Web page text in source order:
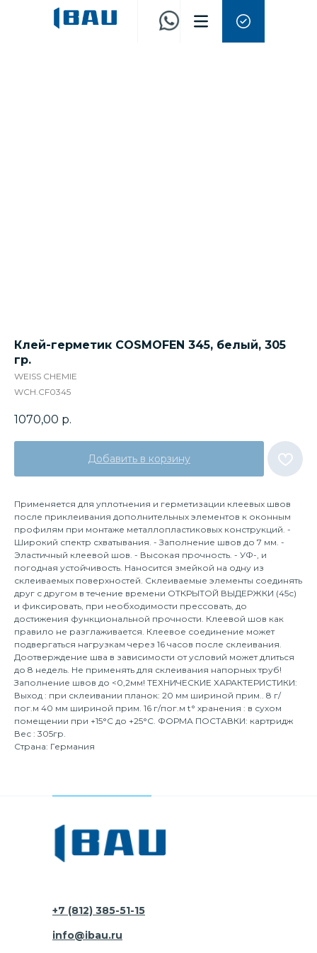
Клей-герметик COSMOFEN 345, белый, 305
гр.
WEISS CHEMIE
WCH.CF0345
1070,00 р.
Добавить в корзину
Применяется для уплотнения и герметизации клеевых швов
после приклеивания дополнительных элементов к оконным
профилям при монтаже металлопластиковых конструкций. -
Широкий спектр схватывания. - Заполнение швов до 7 мм. -
Эластичный клеевой шов. - Высокая прочность. - УФ-, и
погодная устойчивость. Наносится змейкой на одну из
склеиваемых поверхностей. Склеиваемые элементы соединять
друг с другом в течение времени ОТКРЫТОЙ ВЫДЕРЖКИ (45с)
и фиксировать, при необходимости прессовать, до
достижения функциональной прочности. Клеевой шов как
правило не разглаживается. Клеевое соединение может
подвергаться нагрузкам через 16 часов после склеивания.
Доотверждение шва в зависимости от условий может длиться
до 8 недель. Не применять для склеивания напорных труб!
Заполнение швов до <0,2мм! ТЕХНИЧЕСКИЕ ХАРАКТЕРИСТИКИ:
Выход : при склеивании планок: 20 мм шириной прим.. 8 г/
пог.м 40 мм шириной прим. 16 г/пог.м t° хранения : в сухом
помещении при +15°C до +25°C. ФОРМА ПОСТАВКИ: картридж
Вес : 305гр.
Страна: Германия
+7 (812) 385-51-15
info@ibau.ru